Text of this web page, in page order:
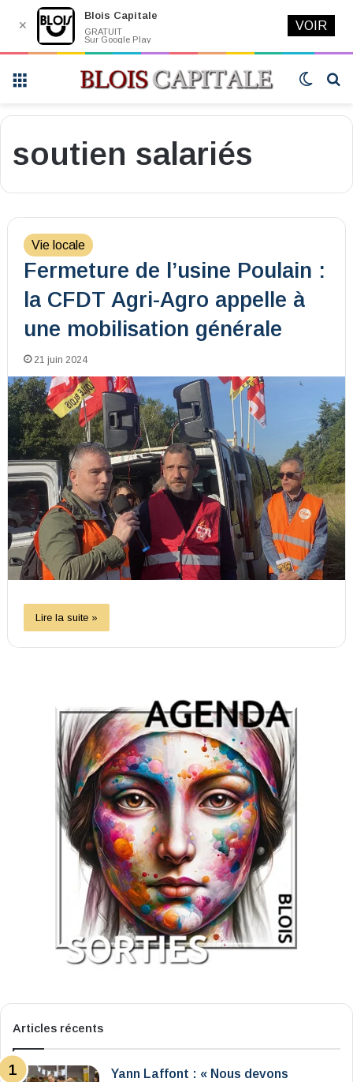
Switch
soutien salariés
Vie locale
Fermeture de l’usine Poulain :
la CFDT Agri-Agro appelle à
une mobilisation générale
21 juin 2024
Lire la suite »
Articles récents
Yann Laffont : « Nous devons
✕
Blois Capitale
GRATUIT
Sur Google Play
VOIR